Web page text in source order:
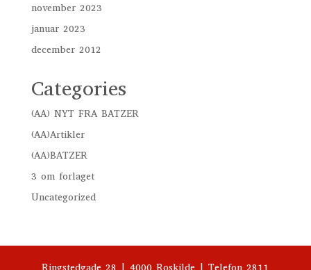
november 2023
januar 2023
december 2012
Categories
(AA) NYT FRA BATZER
(AA)Artikler
(AA)BATZER
3 om forlaget
Uncategorized